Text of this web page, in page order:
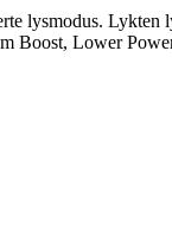
lysmodus. Lykten
Boost, Lower